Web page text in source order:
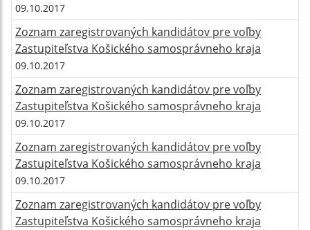
09.10.2017
Zoznam zaregistrovaných kandidátov pre voľby
Zastupiteľstva Košického samosprávneho kraja
09.10.2017
Zoznam zaregistrovaných kandidátov pre voľby
Zastupiteľstva Košického samosprávneho kraja
09.10.2017
Zoznam zaregistrovaných kandidátov pre voľby
Zastupiteľstva Košického samosprávneho kraja
09.10.2017
Zoznam zaregistrovaných kandidátov pre voľby
Zastupiteľstva Košického samosprávneho kraja